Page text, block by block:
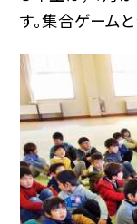
す。集合ゲーム